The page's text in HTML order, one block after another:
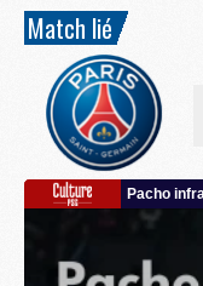
Match lié